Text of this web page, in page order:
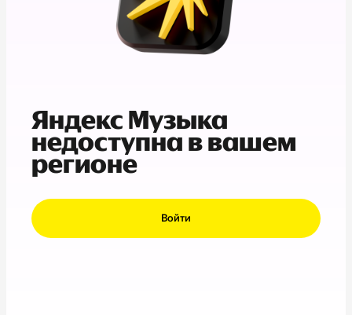
Яндекс Музыка
недоступна в вашем
регионе
Войти